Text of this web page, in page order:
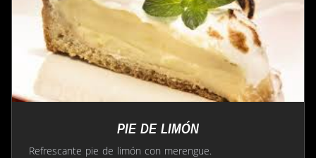
PIE DE LIMÓN
Refrescante pie de limón con merengue.